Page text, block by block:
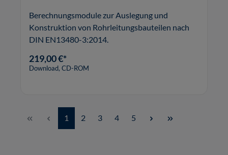
Berechnungsmodule zur Auslegung und
Konstruktion von Rohrleitungsbauteilen nach
DIN EN13480-3:2014.
219,00 €*
Download, CD-ROM
Seite
1 Seite
2 Seite
3 Seite
4 Seite
5